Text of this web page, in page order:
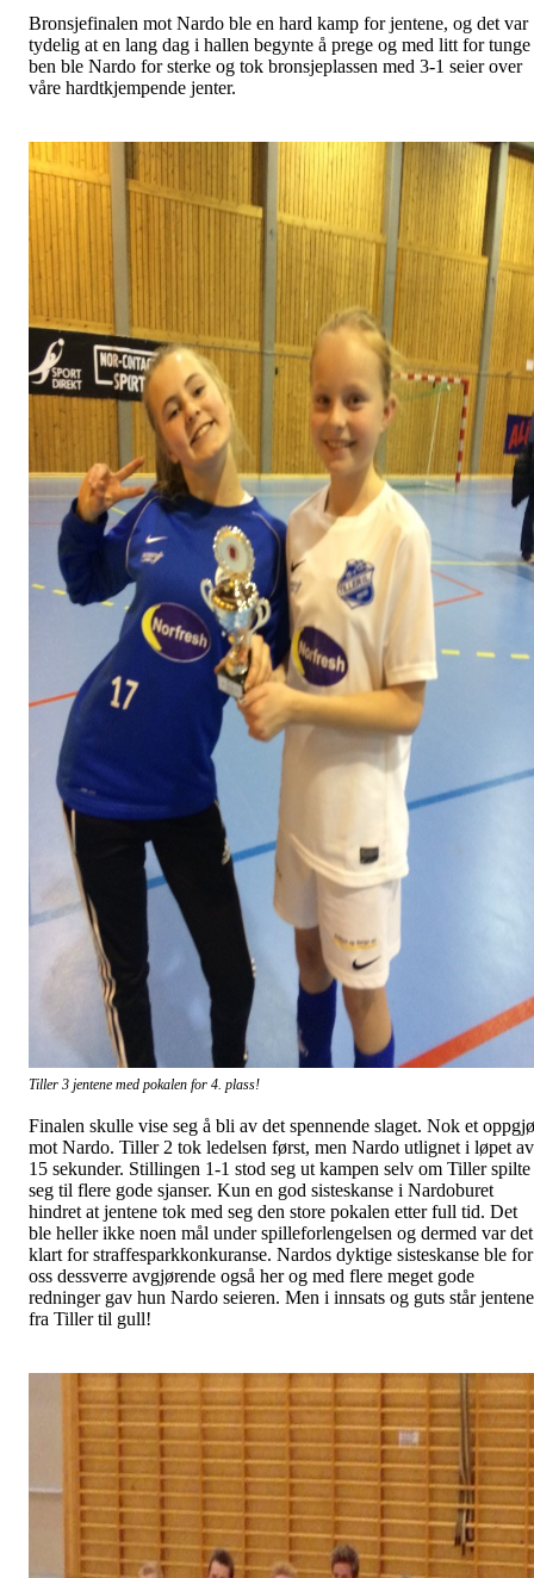
Bronsjefinalen mot Nardo ble en hard kamp for jentene, og det var
tydelig at en lang dag i hallen begynte å prege og med litt for tunge
ben ble Nardo for sterke og tok bronsjeplassen med 3-1 seier over
våre hardtkjempende jenter.
Tiller 3 jentene med pokalen for 4. plass!
Finalen skulle vise seg å bli av det spennende slaget. Nok et
mot Nardo. Tiller 2 tok ledelsen først, men Nardo utlignet i løpet av
15 sekunder. Stillingen 1-1 stod seg ut kampen selv om Tiller spilte
seg til flere gode sjanser. Kun en god sisteskanse i Nardoburet
hindret at jentene tok med seg den store pokalen etter full tid. Det
ble heller ikke noen mål under spilleforlengelsen og dermed var det
klart for straffesparkkonkuranse. Nardos dyktige sisteskanse ble for
oss dessverre avgjørende også her og med flere meget gode
redninger gav hun Nardo seieren. Men i innsats og guts står jentene
fra Tiller til gull!